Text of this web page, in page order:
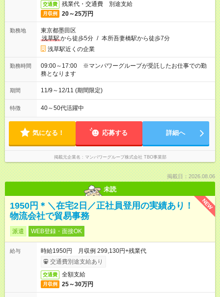
交通費 残業代・交通費 別途支給
月収例 20～25万円
勤務地
東京都墨田区
浅草駅から徒歩5分 / 本所吾妻橋駅から徒歩7分
浅草駅近くの企業
勤務時間
09:00～17:00 ※マンパワーグループが受託したお仕事での勤
務となります
期間 11/9～12/11 (期間限定)
特徴 40～50代活躍中
気になる！ 応募する 詳細へ
掲載元企業名 マンパワーグループ株式会社 TBO事業部
掲載日：2026.08.06
未読
NEW
1950円＊＼在宅2日／正社員登用の実績あり！
物流会社で貿易事務
派遣 WEB登録・面接OK
給与
時給1950円 月収例 299,130円+残業代
交通費別途支給あり
交通費 全額支給
月収例 25～30万円